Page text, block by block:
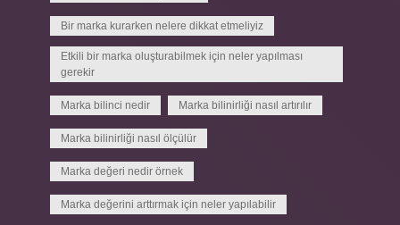
Bir marka kurarken nelere dikkat etmeliyiz
Etkili bir marka oluşturabilmek için neler yapılması
gerekir
Marka bilinci nedir Marka bilinirliği nasıl artırılır
Marka bilinirliği nasıl ölçülür
Marka değeri nedir örnek
Marka değerini arttırmak için neler yapılabilir